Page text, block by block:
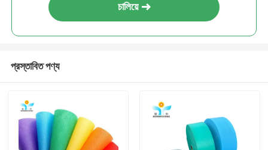
চালিয়ে
প্রস্তাবিত পণ্য